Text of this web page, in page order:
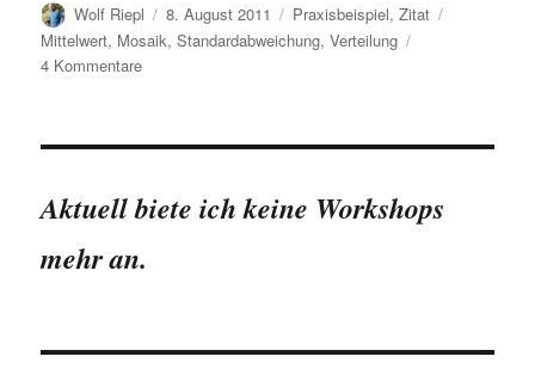
Autor
Wolf Riepl
Veröffentlicht
am
8. August 2011 Kategorien
Praxisbeispiel,Zitat
Mittelwert, Mosaik,Standardabweichung,Verteilung
4 Kommentarezu
Mittelwerte
reichen
nicht
Aktuell biete ich keine Workshops
mehr an.